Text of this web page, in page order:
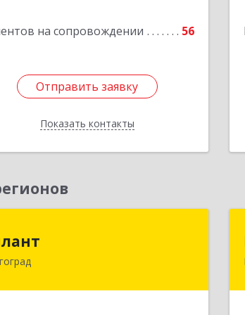
на сопровождении 56
Отправить заявку
Показать контакты
Подробнее
Отправить заявку
Назад
Волгоградская обл, Волгоград